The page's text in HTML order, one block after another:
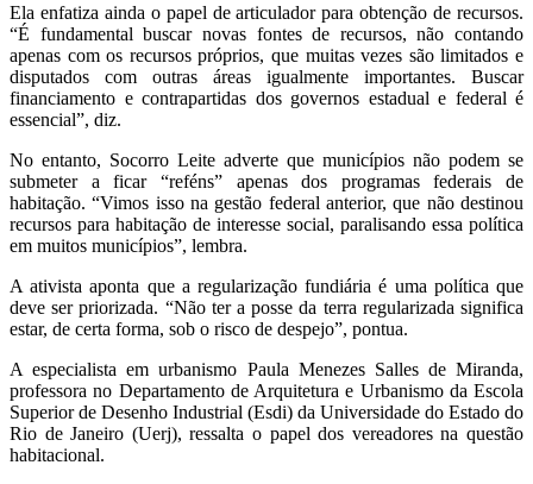
Ela enfatiza ainda o papel de articulador para obtenção de recursos.
“É fundamental buscar novas fontes de recursos, não contando
apenas com os recursos próprios, que muitas vezes são limitados e
disputados com outras áreas igualmente importantes. Buscar
financiamento e contrapartidas dos governos estadual e federal é
essencial”, diz.
No entanto, Socorro Leite adverte que municípios não podem se
submeter a ficar “reféns” apenas dos programas federais de
habitação. “Vimos isso na gestão federal anterior, que não destinou
recursos para habitação de interesse social, paralisando essa política
em muitos municípios”, lembra.
A ativista aponta que a regularização fundiária é uma política que
deve ser priorizada. “Não ter a posse da terra regularizada significa
estar, de certa forma, sob o risco de despejo”, pontua.
A especialista em urbanismo Paula Menezes Salles de Miranda,
professora no Departamento de Arquitetura e Urbanismo da Escola
Superior de Desenho Industrial (Esdi) da Universidade do Estado do
Rio de Janeiro (Uerj), ressalta o papel dos vereadores na questão
habitacional.